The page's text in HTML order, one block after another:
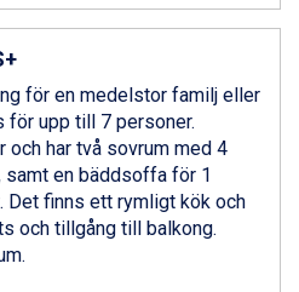
kr.
kr.
kr.
kr.
kr.
för en medelstor familj eller
upp till 7 personer.
och har två sovrum med 4
en bäddsoffa för 1
Det finns ett rymligt kök och
och tillgång till balkong.